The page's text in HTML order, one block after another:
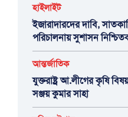
হাইলাইট
ইজারাদারদের দাবি,
পরিচালনায় সুশাসন
আন্তর্জাতিক
যুক্তরাষ্ট্র আ.লীগের কৃষি
সঞ্জয় কুমার সাহা